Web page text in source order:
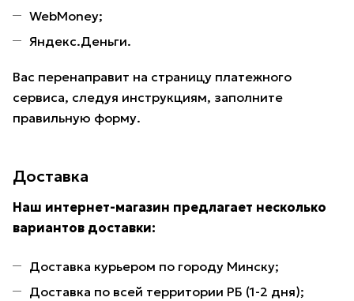
WebMoney;
Яндекс.Деньги.
Вас перенаправит на страницу платежного
сервиса, следуя инструкциям, заполните
правильную форму.
Доставка
Наш интернет-магазин предлагает несколько
вариантов доставки:
Доставка курьером по городу Минску;
Доставка по всей территории РБ (1-2 дня);